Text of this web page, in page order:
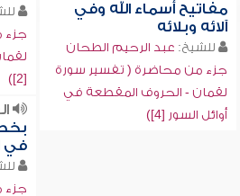
مفاتيح أسماء الله وفي
آلائه وبلائه
للشيخ: عبد الرحيم الطحان
جزء من محاضرة ( تفسير سورة
لقمان - الحروف المقطعة في
أوائل السور [4])
جزء
[2])
في
جزء